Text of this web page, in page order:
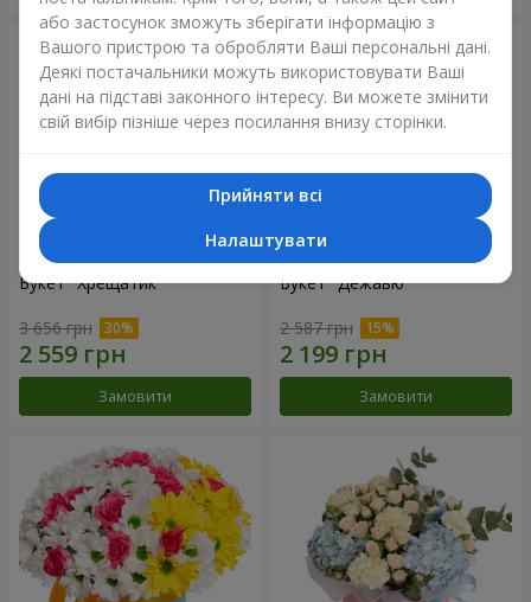
Букет "Хрещатик"
3 656 грн
Замовити
Букет "Дежавю"
2 587 грн
Замовити
або застосунок зможуть зберігати інформацію з
Вашого пристрою та обробляти Ваші персональні дані.
Деякі постачальники можуть використовувати Ваші
дані на підставі законного інтересу. Ви можете змінити
свій вибір пізніше через посилання внизу сторінки.
Прийняти всі
Налаштувати